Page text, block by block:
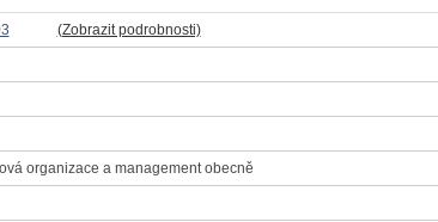
(Zobrazit podrobnosti)
organizace a management obecně